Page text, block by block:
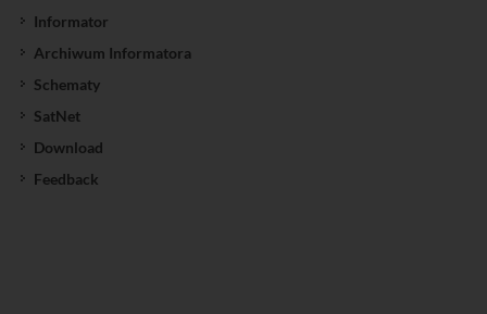
Informator
Archiwum Informatora
Schematy
SatNet
Download
Feedback